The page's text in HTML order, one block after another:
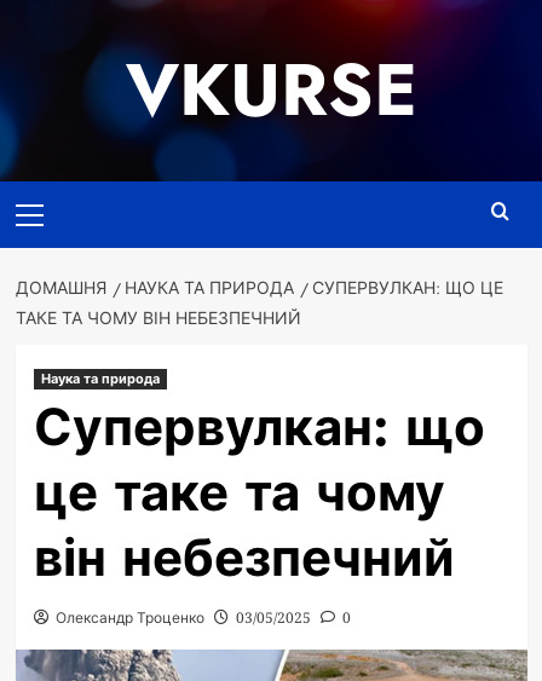
VKURSE
меню
ДОМАШНЯ НАУКА ТА ПРИРОДА
СУПЕРВУЛКАН: ЩО ЦЕ
ТАКЕ ТА ЧОМУ ВІН НЕБЕЗПЕЧНИЙ
Наука та природа
Супервулкан: що
це таке та чому
він небезпечний
Олександр Троценко 03/05/2025 0